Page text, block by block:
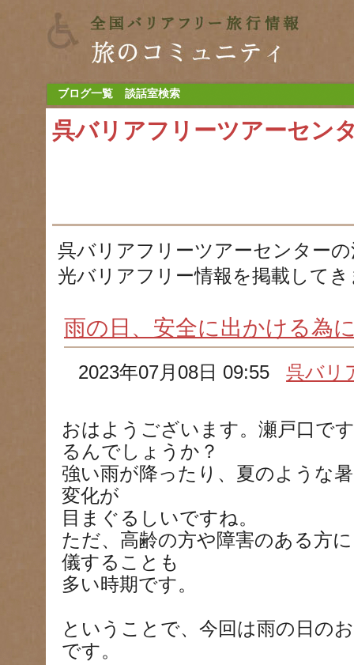
ブログ一覧 談話室検索
呉バリアフリーツアーセン
呉バリアフリーツアーセンター
光バリアフリー情報を掲載して
雨の日、安全に出かける為
2023年07月08日 09:55呉バリ
おはようございます。瀬戸口で
るんでしょうか？
強い雨が降ったり、夏のような
変化が
目まぐるしいですね。
ただ、高齢の方や障害のある方
儀することも
多い時期です。
ということで、今回は雨の日の
です。